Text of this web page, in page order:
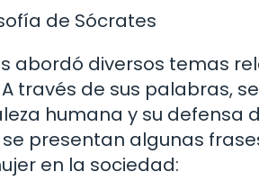
de Sócrates
abordó diversos temas
través de sus palabras,
humana y su defensa
presentan algunas
en la sociedad: